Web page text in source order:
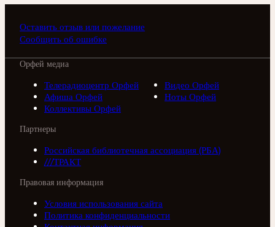
Оставить отзыв или пожелание
Сообщить об ошибке
Орфей медиа
Телерадиоцентр Орфей
Видео Орфей
Афиша Орфей
Ноты Орфей
Коллективы Орфей
Партнеры
Российская библиотечная ассоциация (РБА)
///ТРАКТ
Правовая информация
Условия использования сайта
Политика конфиденциальности